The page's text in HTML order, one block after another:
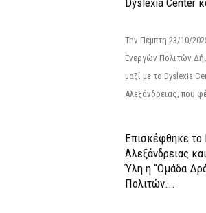
Την Πέμπτη 23/10/
Ενεργών Πολιτών
μαζί με το Dyslexia
Αλεξάνδρειας, που
Επισκέφθηκε το
Αλεξάνδρειας
Ύλη η “Ομάδα
Πολιτών...